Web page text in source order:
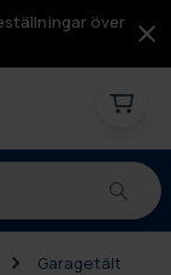
över
Garagetält